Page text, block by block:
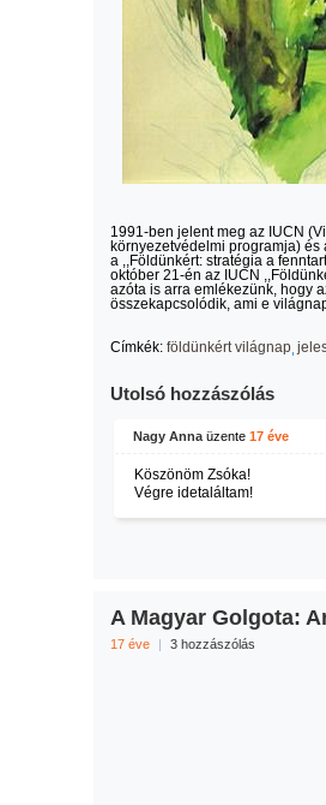
1991-ben jelent meg az IUCN
környezetvédelmi programja) és
a ,,Földünkért: stratégia a
október 21-én az IUCN
azóta is arra emlékezünk, hogy
összekapcsolódik, ami e
Címkék: földünkért világnap
Utolsó hozzászólás
Nagy Annaüzente 17 éve
Köszönöm Zsóka!
Végre idetaláltam!
A Magyar Golgota:
17 éve 3 hozzászólás